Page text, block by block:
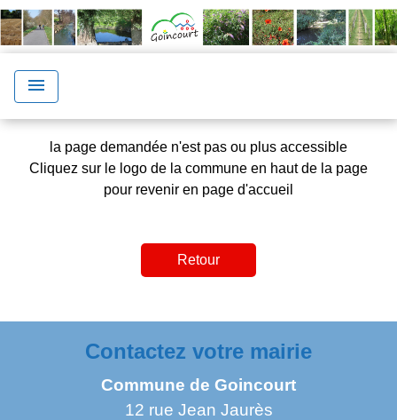
menu
la page demandée n'est pas ou plus accessible
Cliquez sur le logo de la commune en haut de la page
pour revenir en page d'accueil
Retour
Contactez votre mairie
Commune de Goincourt
12 rue Jean Jaurès